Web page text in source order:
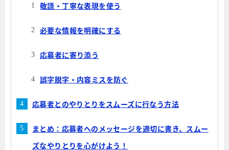
敬語・丁寧な表現を使う
必要な情報を明確にする
応募者に寄り添う
誤字脱字・内容ミスを防ぐ
応募者とのやりとりをスムーズに行なう方法
まとめ：応募者へのメッセージを適切に書き、スムー
ズなやりとりを心がけよう！